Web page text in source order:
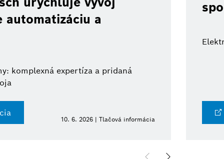
a
komplexná expertíza a pridaná
10. 6. 2026 | Tlačová informácia